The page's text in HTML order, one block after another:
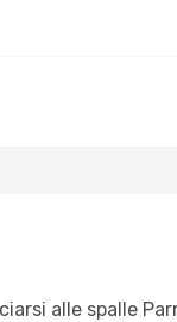
alle spalle